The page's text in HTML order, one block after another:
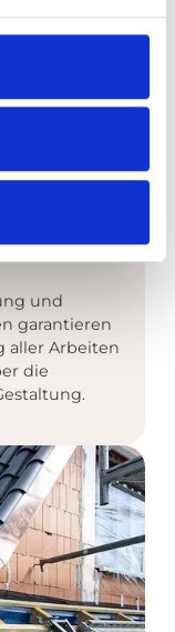
bietet die
und
zu realisieren
und
garantieren
aller Arbeiten
die